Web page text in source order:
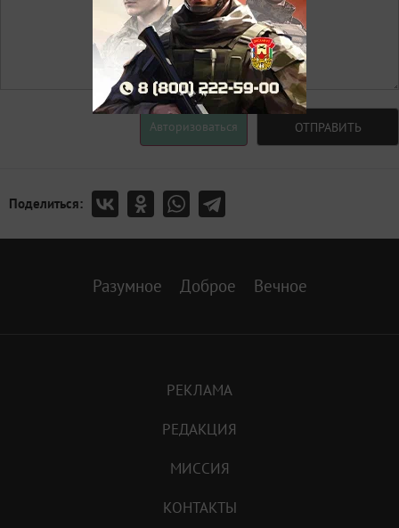
Авторизоваться ОТПРАВИТЬ
Поделиться:
Разумное Доброе Вечное
РЕКЛАМА
РЕДАКЦИЯ
МИССИЯ
КОНТАКТЫ